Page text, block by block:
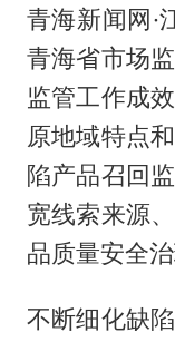
青海新闻网·
青海省市场
监管工作成
原地域特点
陷产品召回
宽线索来源
品质量安全
不断细化缺